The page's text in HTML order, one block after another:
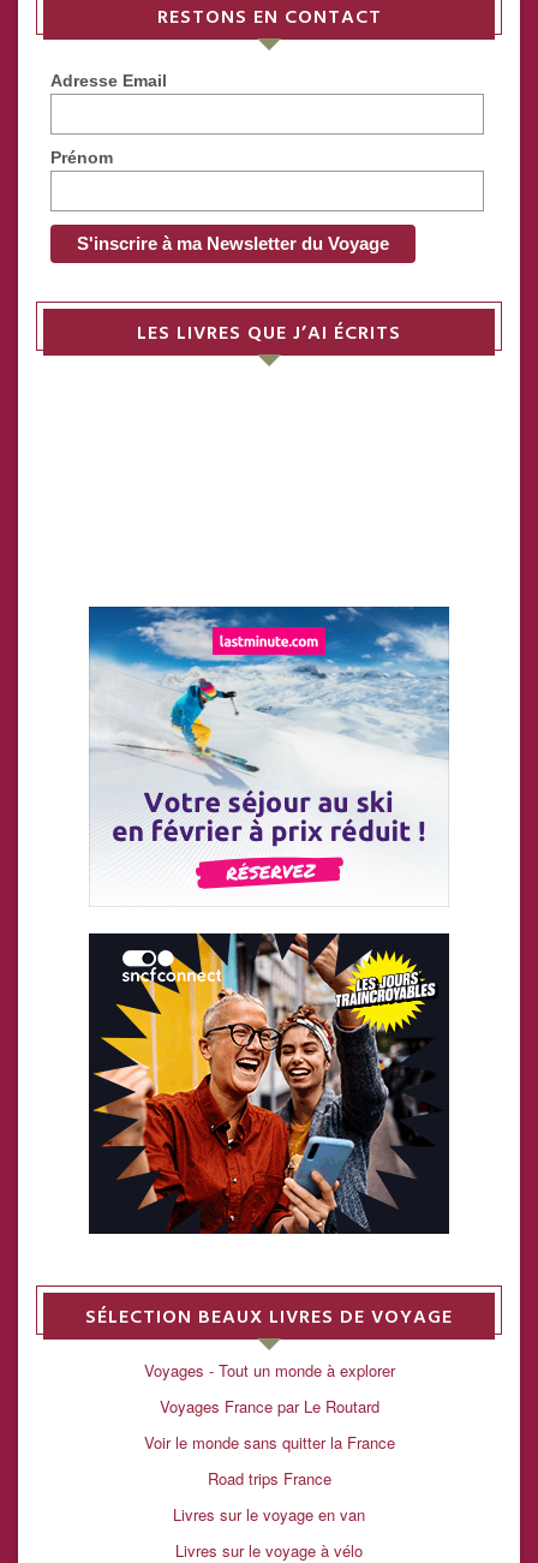
RESTONS EN CONTACT
Adresse Email
Prénom
LES LIVRES QUE J’AI ÉCRITS
SÉLECTION BEAUX LIVRES DE VOYAGE
Voyages - Tout un monde à explorer
Voyages France par Le Routard
Voir le monde sans quitter la France
Road trips France
Livres sur le voyage en van
Livres sur le voyage à vélo